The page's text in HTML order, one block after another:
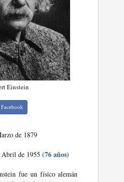
Einstein
Facebook
de 1879
Abril de 1955(76 años)
fue un físico alemán